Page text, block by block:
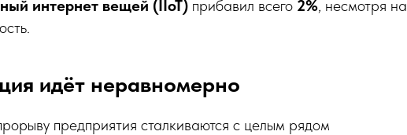
интернет вещей (IIoT) прибавил всего 2%, несмотря на
идёт неравномерно
предприятия сталкиваются с целым рядом